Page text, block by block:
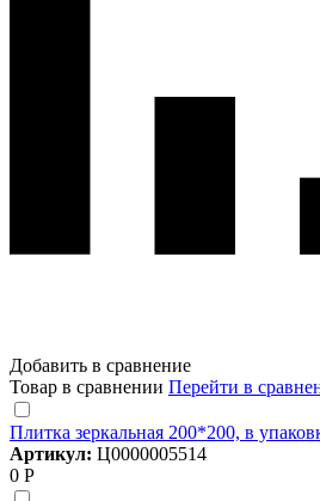
Добавить в сравнение
Товар в сравнении Перейти в
Плитка зеркальная 200*200, в
Артикул: Ц0000005514
0 Р